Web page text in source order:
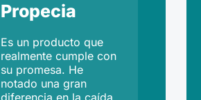
Propecia
Es un producto que
realmente cumple con
su promesa. He
notado una gran
diferencia en la caída